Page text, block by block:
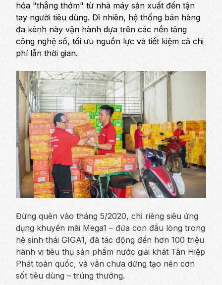
hóa "thẳng thớm" từ nhà máy sản xuất đến tận
tay người tiêu dùng. Dĩ nhiên, hệ thống bán hàng
đa kênh này vận hành dựa trên các nền tảng
công nghệ số, tối ưu nguồn lực và tiết kiệm cả chi
phí lẫn thời gian.
Đừng quên vào tháng 5/2020, chỉ riêng siêu ứng
dụng khuyến mãi Mega1 – đứa con đầu lòng trong
hệ sinh thái GIGA1, đã tác động đến hơn 100 triệu
hành vi tiêu thụ sản phẩm nước giải khát Tân Hiệp
Phát toàn quốc, và vẫn chưa dừng tạo nên cơn
sốt tiêu dùng – trúng thưởng.